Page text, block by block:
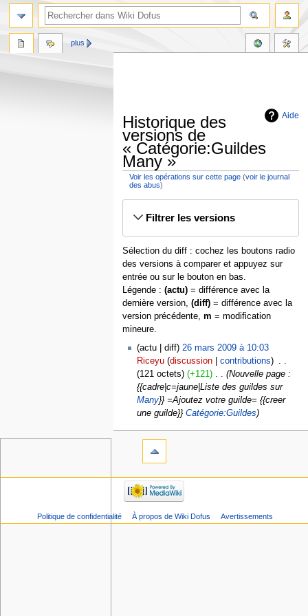
Aide
Historique des
versions de
« Catégorie:Guildes
Many »
Voir les opérations sur cette page (voir le journal
des abus)
Filtrer les versions
Sélection du diff : cochez les boutons radio
des versions à comparer et appuyez sur
entrée ou sur le bouton en bas.
Légende : (actu)= différence avec la
dernière version, (diff)= différence avec la
version précédente, m = modification
mineure.
actu
diff
26 mars 2009 à 10:03
Riceyu discussion contributions
121 octets
+121
Nouvelle page :
{{cadre|c=jaune|Liste des guildes sur
Many}} =Ajoutez votre guilde= {{creer
une guilde}}Catégorie:Guildes
plus
Politique de confidentialité À propos de Wiki Dofus Avertissements